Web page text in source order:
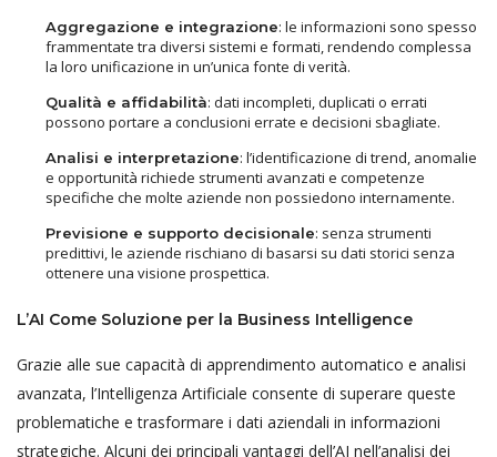
Aggregazione e integrazione: le informazioni sono spesso
frammentate tra diversi sistemi e formati, rendendo complessa
la loro unificazione in un’unica fonte di verità.
Qualità e affidabilità: dati incompleti, duplicati o errati
possono portare a conclusioni errate e decisioni sbagliate.
Analisi e interpretazione: l’identificazione di trend, anomalie
e opportunità richiede strumenti avanzati e competenze
specifiche che molte aziende non possiedono internamente.
Previsione e supporto decisionale: senza strumenti
predittivi, le aziende rischiano di basarsi su dati storici senza
ottenere una visione prospettica.
L’AI Come Soluzione per la Business Intelligence
Grazie alle sue capacità di apprendimento automatico e analisi
avanzata, l’Intelligenza Artificiale consente di superare queste
problematiche e trasformare i dati aziendali in informazioni
strategiche. Alcuni dei principali vantaggi dell’AI nell’analisi dei